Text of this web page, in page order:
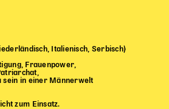
Italienisch, Serbisch)
Frauenpower,
sein in einer Männerwelt
zum Einsatz.